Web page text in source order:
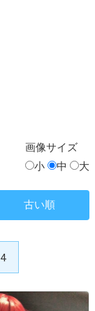
画像サイズ
小
中 大
古い順
4